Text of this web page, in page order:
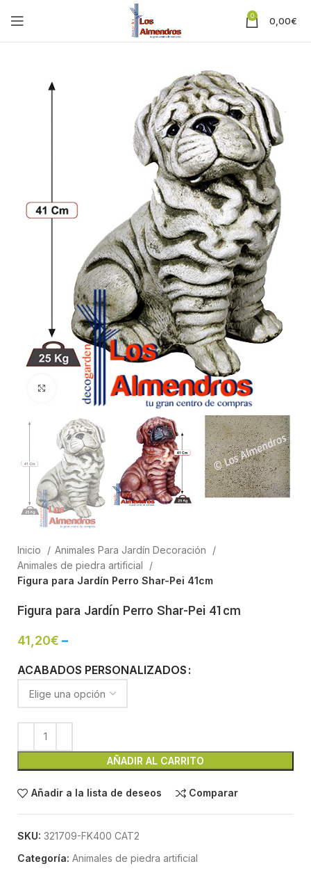
0 0,00€
Clic para ampliar
Inicio
Animales Para Jardín Decoración
Animales de piedra artificial
Figura para Jardín Perro Shar-Pei 41cm
Figura para Jardín Perro Shar-Pei 41cm
41,20€ –
ACABADOS PERSONALIZADOS
AÑADIR AL CARRITO
Añadir a la lista de deseos Comparar
SKU: 321709-FK400 CAT2
Categoría: Animales de piedra artificial